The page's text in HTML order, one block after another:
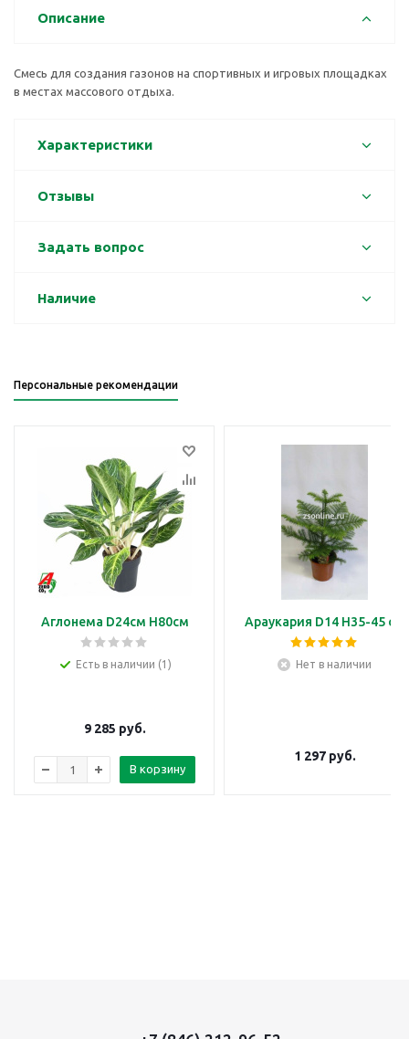
Описание
Смесь для создания газонов на спортивных и игровых площадках
в местах массового отдыха.
Характеристики
Отзывы
Задать вопрос
Наличие
Персональные рекомендации
Аглонема D24см H80см
Есть в наличии (1)
9 285 руб.
В корзину
Араукария D14 H35-45 см
Нет в наличии
1 297руб.